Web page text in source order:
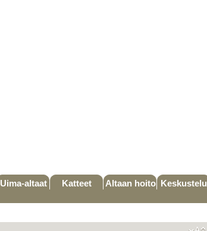
Uima-altaat Katteet Altaan hoito Keskustelu